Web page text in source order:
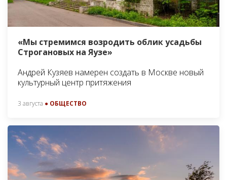
«Мы стремимся возродить облик усадьбы
Строгановых на Яузе»
Андрей Кузяев намерен создать в Москве новый
культурный центр притяжения
3 августа ● ОБЩЕСТВО